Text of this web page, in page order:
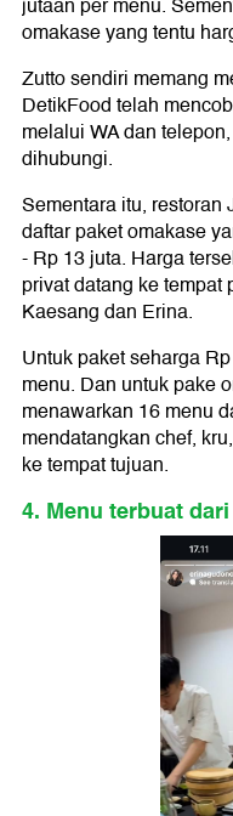
omakase yang tentu
Zutto sendiri memang
DetikFood telah
melalui WA dan
dihubungi.
Sementara itu,
daftar paket omakase
- Rp 13 juta. Harga
privat datang ke
Kaesang dan Erina.
Untuk paket seharga
menu. Dan untuk pake
menawarkan 16 menu
mendatangkan chef,
ke tempat tujuan.
4. Menu terbuat